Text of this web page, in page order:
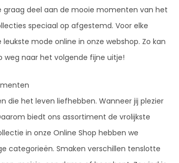
graag deel aan de mooie momenten van het
speciaal op afgestemd. Voor elke
mode online in onze webshop. Zo kan
weg naar het volgende fijne uitje!
die het leven liefhebben. Wanneer jij plezier
biedt ons assortiment de vrolijkste
in onze Online Shop hebben we
categorieën. Smaken verschillen tenslotte